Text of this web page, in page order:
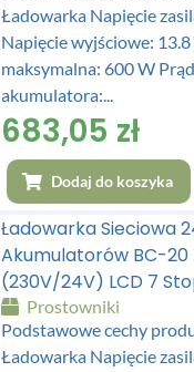
Ładowarka Napięcie
Napięcie wyjściowe:
maksymalna: 600 W
akumulatora:...
683,05 zł
Dodaj do koszyka
Ładowarka Sieciowa
Akumulatorów BC-20
(230V/24V) LCD 7
Prostowniki
Podstawowe cechy
Ładowarka Napięcie